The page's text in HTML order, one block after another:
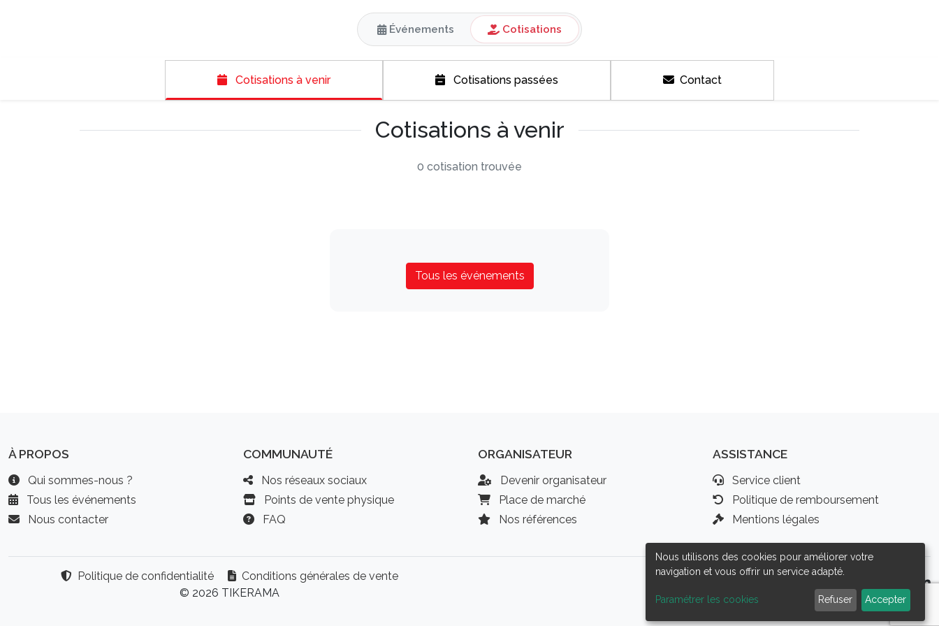
Événements Cotisations
Cotisations à venir Cotisations passées Contact
Cotisations à venir
0 cotisation trouvée
Tous les événements
À PROPOS
Qui sommes-nous ?
Tous les événements
Nous contacter
COMMUNAUTÉ
Nos réseaux sociaux
Points de vente physique
FAQ
ORGANISATEUR
Devenir organisateur
Place de marché
Nos références
ASSISTANCE
Service client
Politique de remboursement
Mentions légales
Politique de confidentialité
Conditions générales de vente
© 2026 TIKERAMA
Nous utilisons des cookies pour améliorer votre
navigation et vous offrir un service adapté.
Paramétrer les cookies Refuser Accepter